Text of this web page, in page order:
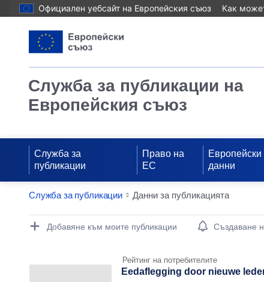
Официален уебсайт на Европейския съюз Как
Служба за публикации на
Европейския съюз
Служба за
публикации
Право на
ЕС
Европейски
данни
Служба за публикации Данни за публикацията
Publication Detail Actions Portlet
Добавяне към моите публикации Създаване
Рейтинг на потребителите
Eedaflegging door nieuwe